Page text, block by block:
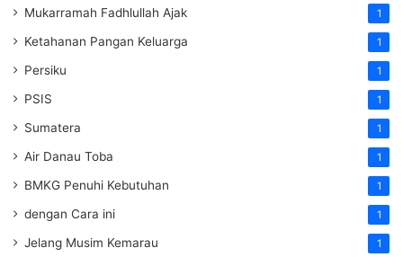
Mukarramah Fadhlullah Ajak 1
Ketahanan Pangan Keluarga 1
Persiku 1
PSIS 1
Sumatera 1
Air Danau Toba 1
BMKG Penuhi Kebutuhan 1
dengan Cara ini 1
Jelang Musim Kemarau 1